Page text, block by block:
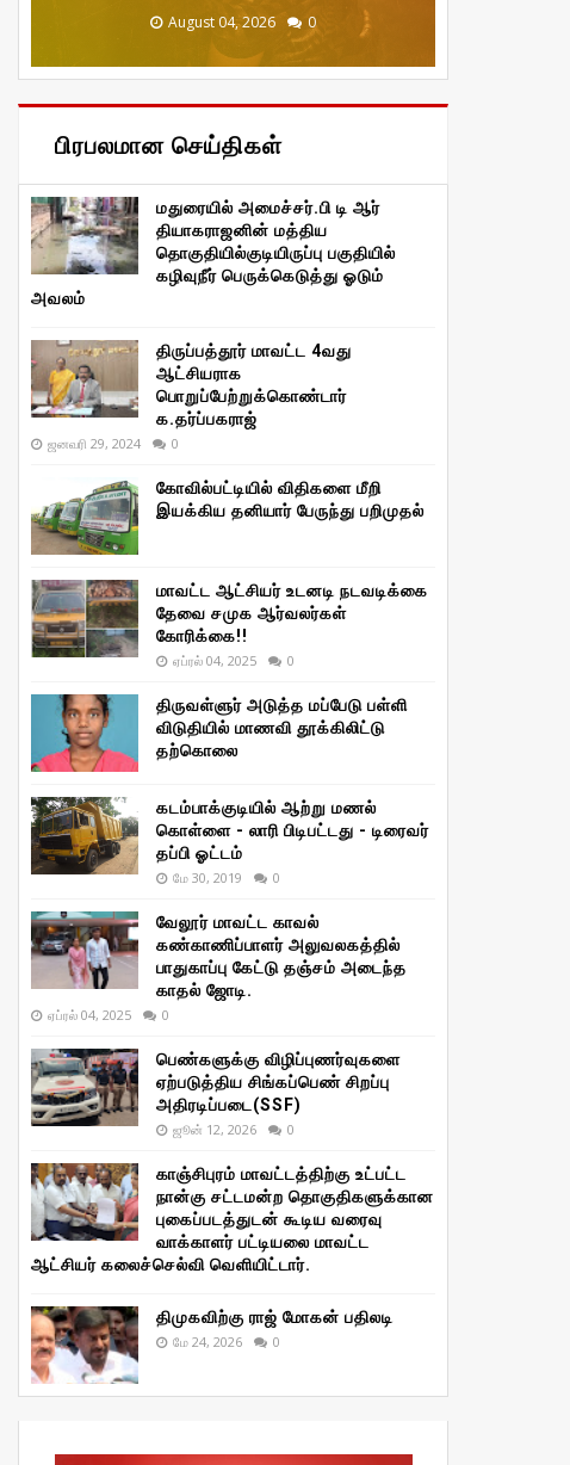
August 04, 2026 0
August 04, 2026 0
January 29, 2026 0
January 29, 2026 0
December 20, 2025
பிரபலமான செய்திகள்
மதுரையில் அமைச்சர்.பி டி ஆர்
தியாகராஜனின் மத்திய
தொகுதியில்குடியிருப்பு பகுதியில்
கழிவுநீர் பெருக்கெடுத்து ஓடும்
அவலம்
திருப்பத்தூர் மாவட்ட 4வது
ஆட்சியராக
பொறுப்பேற்றுக்கொண்டார்
க.தர்ப்பகராஜ்
ஜனவரி 29, 2024 0
கோவில்பட்டியில் விதிகளை மீறி
இயக்கிய தனியார் பேருந்து பறிமுதல்
மாவட்ட ஆட்சியர் உடனடி நடவடிக்கை
தேவை சமுக ஆர்வலர்கள்
கோரிக்கை!!
ஏப்ரல் 04, 2025 0
திருவள்ளுர் அடுத்த மப்பேடு பள்ளி
விடுதியில் மாணவி தூக்கிலிட்டு
தற்கொலை
கடம்பாக்குடியில் ஆற்று மணல்
கொள்ளை - லாரி பிடிபட்டது - டிரைவர்
தப்பி ஓட்டம்
மே 30, 2019 0
வேலூர் மாவட்ட காவல்
கண்காணிப்பாளர் அலுவலகத்தில்
பாதுகாப்பு கேட்டு தஞ்சம் அடைந்த
காதல் ஜோடி.
ஏப்ரல் 04, 2025 0
பெண்களுக்கு விழிப்புணர்வுகளை
ஏற்படுத்திய சிங்கப்பெண் சிறப்பு
அதிரடிப்படை(SSF)
ஜூன் 12, 2026 0
காஞ்சிபுரம் மாவட்டத்திற்கு உட்பட்ட
நான்கு சட்டமன்ற தொகுதிகளுக்கான
புகைப்படத்துடன் கூடிய வரைவு
வாக்காளர் பட்டியலை மாவட்ட
ஆட்சியர் கலைச்செல்வி வெளியிட்டார்.
திமுகவிற்கு ராஜ் மோகன் பதிலடி
மே 24, 2026 0